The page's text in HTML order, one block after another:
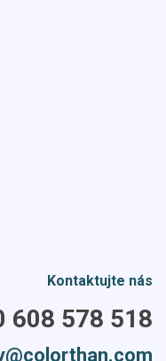
Kontaktujte nás
608 578 518